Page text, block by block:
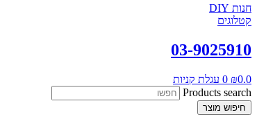
חנות DIY
קטלוגים
03-9025910
₪0.0
0 עגלת קניות
Products search
חיפוש מוצר